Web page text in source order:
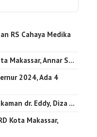
RS Cahaya Medika
Makassar, Annar S…
2024, Ada 4
dr. Eddy, Diza …
Kota Makassar,